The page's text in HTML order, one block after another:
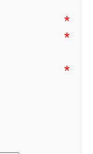
*
*
*